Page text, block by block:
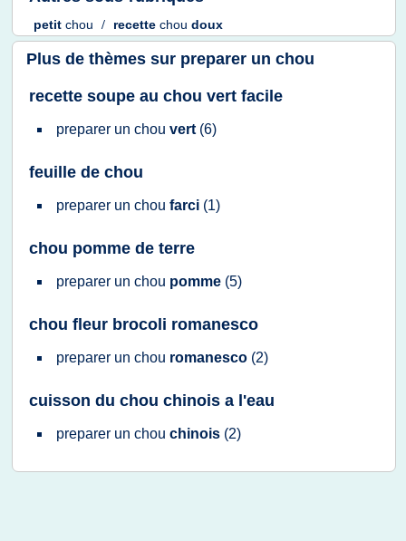
petit chou / recette chou doux
Plus de thèmes sur preparer un chou
recette soupe au chou vert facile
preparer un chou vert (6)
feuille de chou
preparer un chou farci (1)
chou pomme de terre
preparer un chou pomme (5)
chou fleur brocoli romanesco
preparer un chou romanesco (2)
cuisson du chou chinois a l'eau
preparer un chou chinois (2)